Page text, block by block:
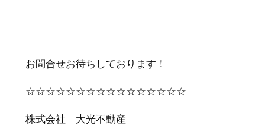
お問合せお待ちしております！
☆☆☆☆☆☆☆☆☆☆☆☆☆☆☆☆
株式会社 大光不動産